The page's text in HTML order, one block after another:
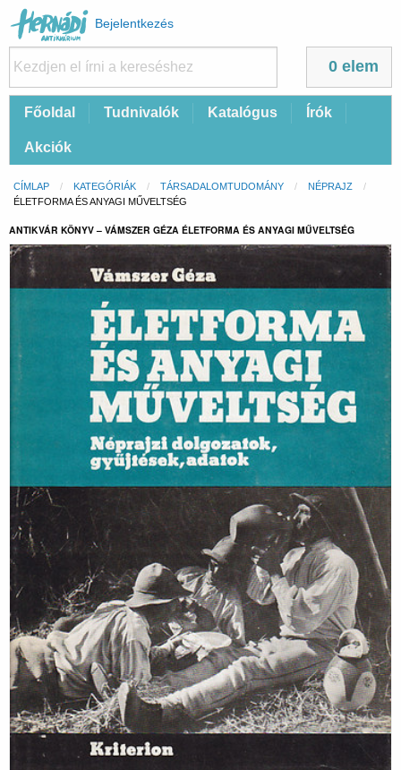
Felhasználói
fiók
menüje
Bejelentkezés
0 elem
FőFőoldal Tudnivalók Katalógus Írók
Akciók
Morzsa
CÍMLAP KATEGÓRIÁK TÁRSADALOMTUDOMÁNY
NÉPRAJZ
CURRENT:
ÉLETFORMA ÉS ANYAGI MŰVELTSÉG
ANTIKVÁR KÖNYV – VÁMSZER GÉZA ÉLETFORMA ÉS ANYAGI MŰVELTSÉG